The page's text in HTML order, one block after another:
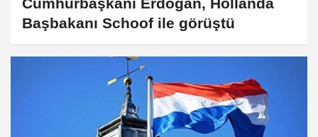
Başbakanı Schoof ile görüştü